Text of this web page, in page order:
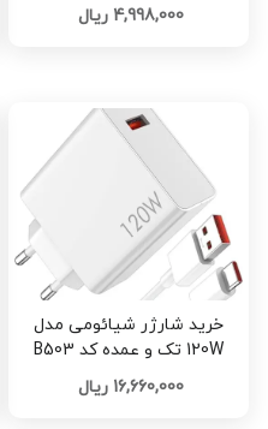
4,998,000 ریال
خرید شارژر شیائومی مدل
120W تک و عمده کد B503
16,660,000 ریال